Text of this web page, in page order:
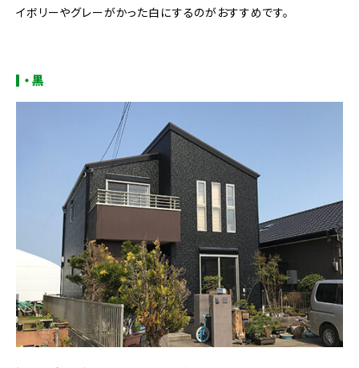
イボリーやグレーがかった白にするのがおすすめです。
・黒